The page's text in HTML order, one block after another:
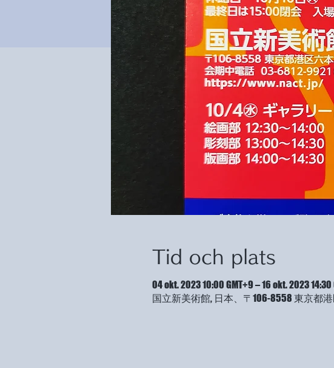
Tid och plats
04 okt. 2023 10:00 GMT+9 – 16 okt. 2023 14:30
国立新美術館, 日本、〒106-8558 東京都